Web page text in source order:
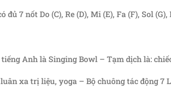
7 nốt Do (C), Re (D), Mi (E), Fa (F), Sol (G),
tiếng Anh là Singing Bowl – Tạm dịch là:
xa trị liệu, yoga – Bộ chuông tác động 7